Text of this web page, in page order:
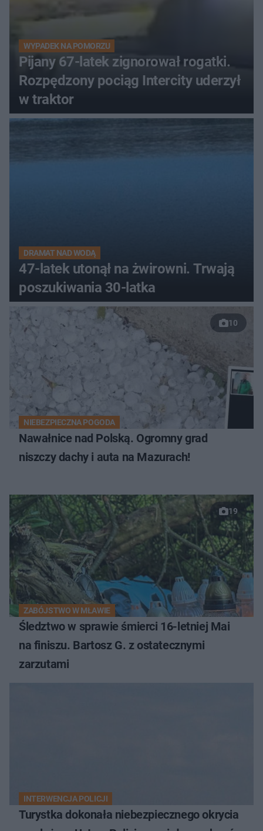
WYPADEK NA POMORZU
Pijany 67-latek zignorował rogatki.
Rozpędzony pociąg Intercity uderzył
w traktor
DRAMAT NAD WODĄ
47-latek utonął na żwirowni. Trwają
poszukiwania 30-latka
10
NIEBEZPIECZNA POGODA
Nawałnice nad Polską. Ogromny grad
niszczy dachy i auta na Mazurach!
19
ZABÓJSTWO W MŁAWIE
Śledztwo w sprawie śmierci 16-letniej Mai
na finiszu. Bartosz G. z ostatecznymi
zarzutami
INTERWENCJA POLICJI
Turystka dokonała niebezpiecznego okrycia